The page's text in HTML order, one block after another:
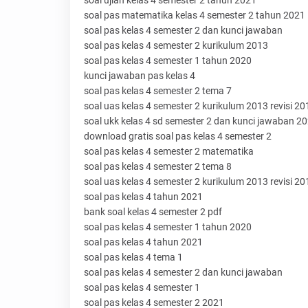
soal pas matematika kelas 4 semester 2 tahun 2021
soal pas kelas 4 semester 2 dan kunci jawaban
soal pas kelas 4 semester 2 kurikulum 2013
soal pas kelas 4 semester 1 tahun 2020
kunci jawaban pas kelas 4
soal pas kelas 4 semester 2 tema 7
soal uas kelas 4 semester 2 kurikulum 2013 revisi
soal ukk kelas 4 sd semester 2 dan kunci jawaban
download gratis soal pas kelas 4 semester 2
soal pas kelas 4 semester 2 matematika
soal pas kelas 4 semester 2 tema 8
soal uas kelas 4 semester 2 kurikulum 2013 revisi
soal pas kelas 4 tahun 2021
bank soal kelas 4 semester 2 pdf
soal pas kelas 4 semester 1 tahun 2020
soal pas kelas 4 tahun 2021
soal pas kelas 4 tema 1
soal pas kelas 4 semester 2 dan kunci jawaban
soal pas kelas 4 semester 1
soal pas kelas 4 semester 2 2021